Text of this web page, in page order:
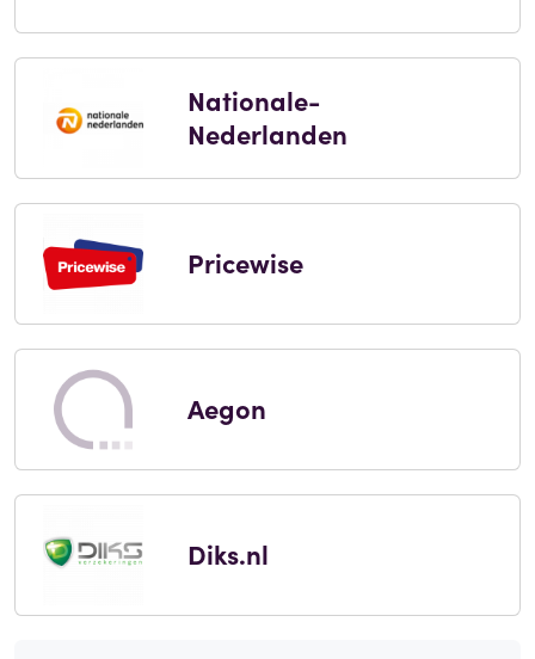
Nationale-
Nederlanden
Pricewise
Aegon
Diks.nl